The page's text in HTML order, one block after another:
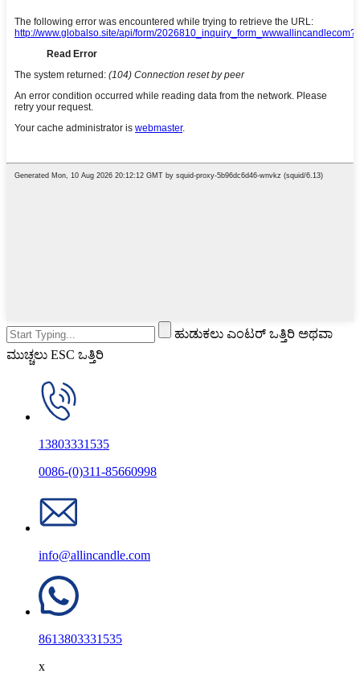
ಹುಡುಕಲು ಎಂಟರ್ ಒತ್ತಿರಿ ಅಥವಾ
ಮುಚ್ಚಲು ESC ಒತ್ತಿರಿ
13803331535
0086-(0)311-85660998
info@allincandle.com
8613803331535
x